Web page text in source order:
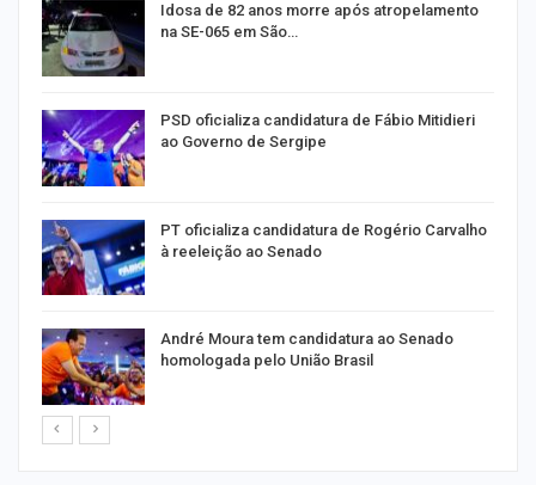
Idosa de 82 anos morre após atropelamento
na SE-065 em São…
PSD oficializa candidatura de Fábio Mitidieri
ao Governo de Sergipe
PT oficializa candidatura de Rogério Carvalho
à reeleição ao Senado
André Moura tem candidatura ao Senado
homologada pelo União Brasil